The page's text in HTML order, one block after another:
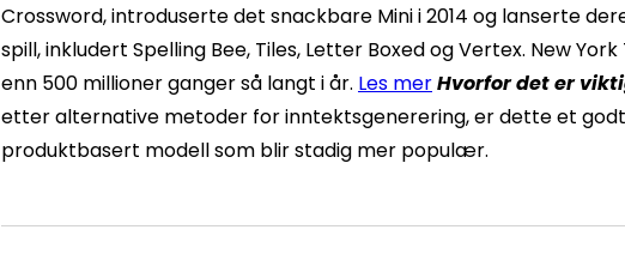
Crossword, introduserte det snackbare Mini i 2014 og lanserte
spill, inkludert Spelling Bee, Tiles, Letter Boxed og Vertex. New
enn 500 millioner ganger så langt i år. Les merHvorfor det er
etter alternative metoder for inntektsgenerering, er dette et
produktbasert modell som blir stadig mer populær.